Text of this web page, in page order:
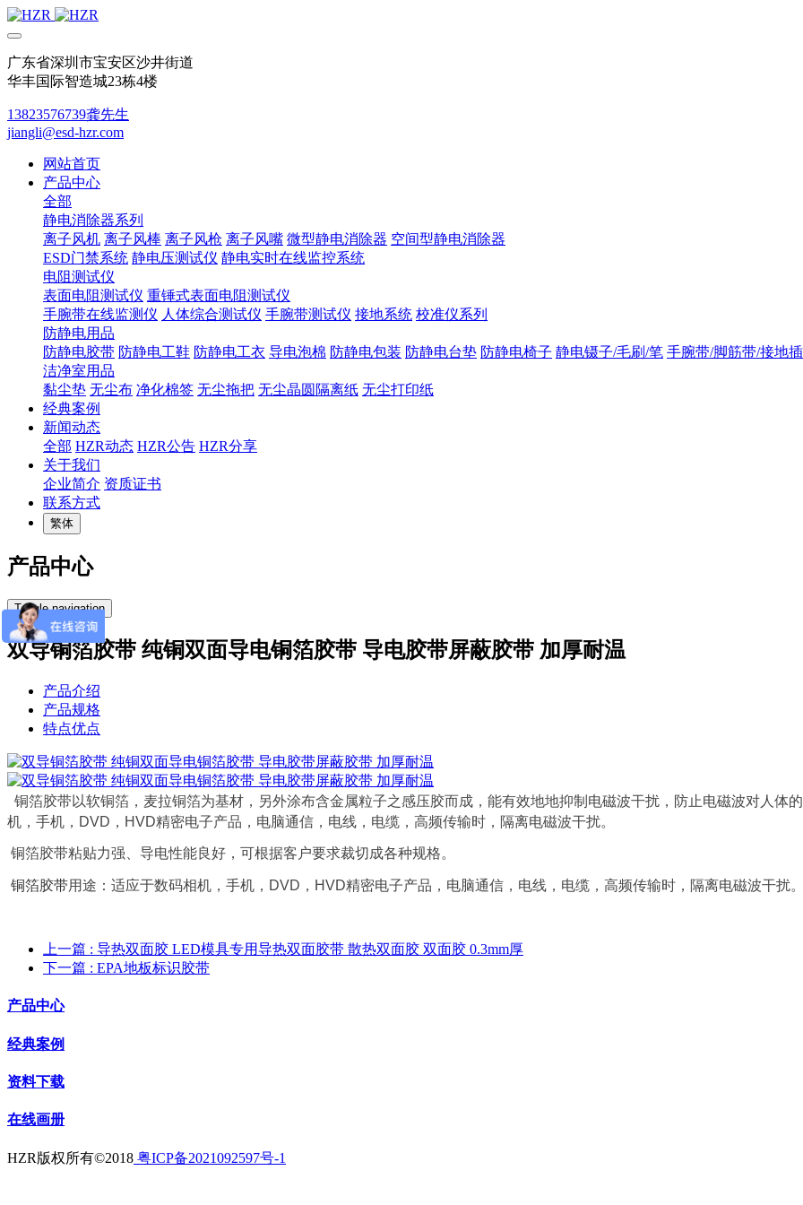
广东省深圳市宝安区沙井街道
华丰国际智造城23栋4楼
13823576739龚先生
jiangli@esd-hzr.com
网站首页
产品中心
全部
静电消除器系列
离子风机 离子风棒 离子风枪 离子风嘴 微型静电消除器 空间型静电消除器
ESD门禁系统 静电压测试仪 静电实时在线监控系统
电阻测试仪
表面电阻测试仪 重锤式表面电阻测试仪
手腕带在线监测仪 人体综合测试仪 手腕带测试仪 接地系统 校准仪系列
防静电用品
防静电胶带 防静电工鞋 防静电工衣 导电泡棉 防静电包装 防静电台垫 防静电椅子 静电镊子/毛刷/笔 手腕带/脚筋带/接地
洁净室用品
黏尘垫 无尘布 净化棉签 无尘拖把 无尘晶圆隔离纸 无尘打印纸
经典案例
新闻动态
全部 HZR动态 HZR公告 HZR分享
关于我们
企业简介 资质证书
联系方式
繁体
产品中心
Toggle navigation
双导铜箔胶带 纯铜双面导电铜箔胶带 导电胶带屏蔽胶带 加厚耐温
产品介绍
产品规格
特点优点
铜箔胶带以软铜箔，麦拉铜箔为基材，另外涂布含金属粒子之感压胶而成，能有效地地抑制电磁波干扰，防止电磁波对人体
机，手机，DVD，HVD精密电子产品，电脑通信，电线，电缆，高频传输时，隔离电磁波干扰。
铜箔胶带粘贴力强、导电性能良好，可根据客户要求裁切成各种规格。
铜箔胶带用途：适应于数码相机，手机，DVD，HVD精密电子产品，电脑通信，电线，电缆，高频传输时，隔离电磁波干扰
上一篇 : 导热双面胶 LED模具专用导热双面胶带 散热双面胶 双面胶 0.3mm厚
下一篇 : EPA地板标识胶带
产品中心
经典案例
资料下载
在线画册
HZR版权所有©2018 粤ICP备2021092597号-1